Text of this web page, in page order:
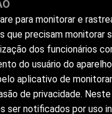
para monitorar e
que precisam monitorar
dos funcionários
do usuário do
aplicativo de
de privacidade.
ser notificados por uso